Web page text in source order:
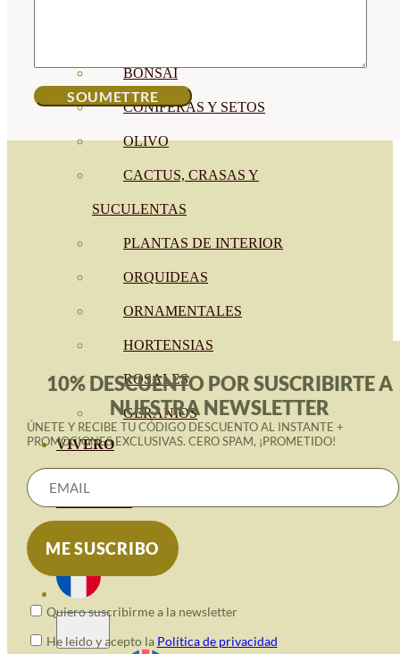
BONSAI
CONÍFERAS Y SETOS
OLIVO
CACTUS, CRASAS Y
SUCULENTAS
PLANTAS DE INTERIOR
ORQUIDEAS
ORNAMENTALES
HORTENSIAS
ROSALES
GERANIOS
VIVERO
RECURSOS
10% DESCUENTO POR SUSCRIBIRTE A
NUESTRA NEWSLETTER
ÚNETE Y RECIBE TU CÓDIGO DESCUENTO AL INSTANTE +
PROMOCIONES EXCLUSIVAS. CERO SPAM, ¡PROMETIDO!
Quiero suscribirme a la newsletter
He leido y acepto la Política de privacidad